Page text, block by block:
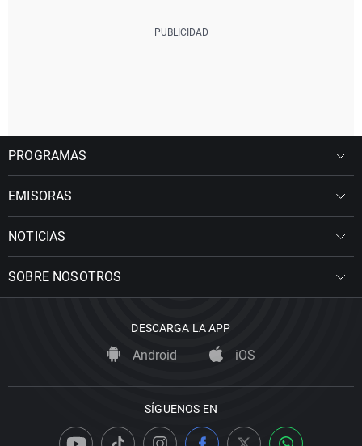
PROGRAMAS
EMISORAS
NOTICIAS
SOBRE NOSOTROS
DESCARGA LA APP
Android iOS
SÍGUENOS EN